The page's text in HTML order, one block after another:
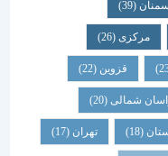
(26)
قزوین
(20)
تهران